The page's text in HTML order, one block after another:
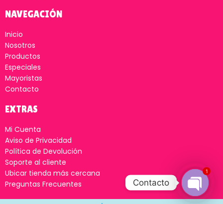
NAVEGACIÓN
Inicio
Nosotros
Productos
Especiales
Mayoristas
Contacto
EXTRAS
Mi Cuenta
Aviso de Privacidad
Política de Devolución
Soporte al cliente
Ubicar tienda más cercana
Preguntas Frecuentes
Contacto
Open
1